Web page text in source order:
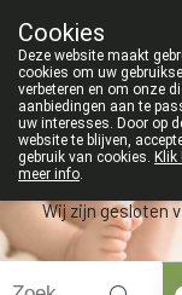
Wij zijn gesloten
Cookies
Deze website maakt
cookies om uw
verbeteren en om onze
aanbiedingen aan te
uw interesses. Door op
website te blijven,
gebruik van cookies. Klik
meer info.